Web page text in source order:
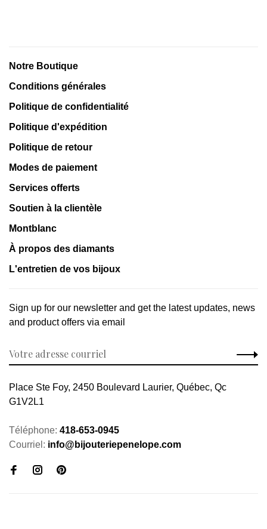
Notre Boutique
Conditions générales
Politique de confidentialité
Politique d'expédition
Politique de retour
Modes de paiement
Services offerts
Soutien à la clientèle
Montblanc
À propos des diamants
L'entretien de vos bijoux
Sign up for our newsletter and get the latest updates, news
and product offers via email
Place Ste Foy, 2450 Boulevard Laurier, Québec, Qc
G1V2L1
Téléphone: 418-653-0945
Courriel: info@bijouteriepenelope.com